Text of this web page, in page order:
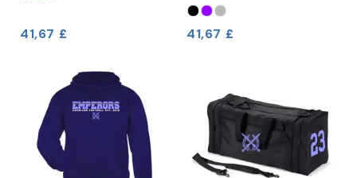
41,67 £ 41,67 £